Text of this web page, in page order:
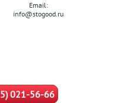
Email:
info@stogood.ru
021-56-66